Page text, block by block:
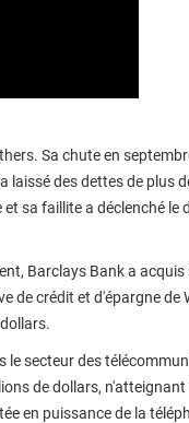
Sa chute en
laissé des dettes de plus
sa faillite a déclenché le
Barclays Bank a acquis
de crédit et d'épargne de
le secteur des
de dollars,
en puissance de la